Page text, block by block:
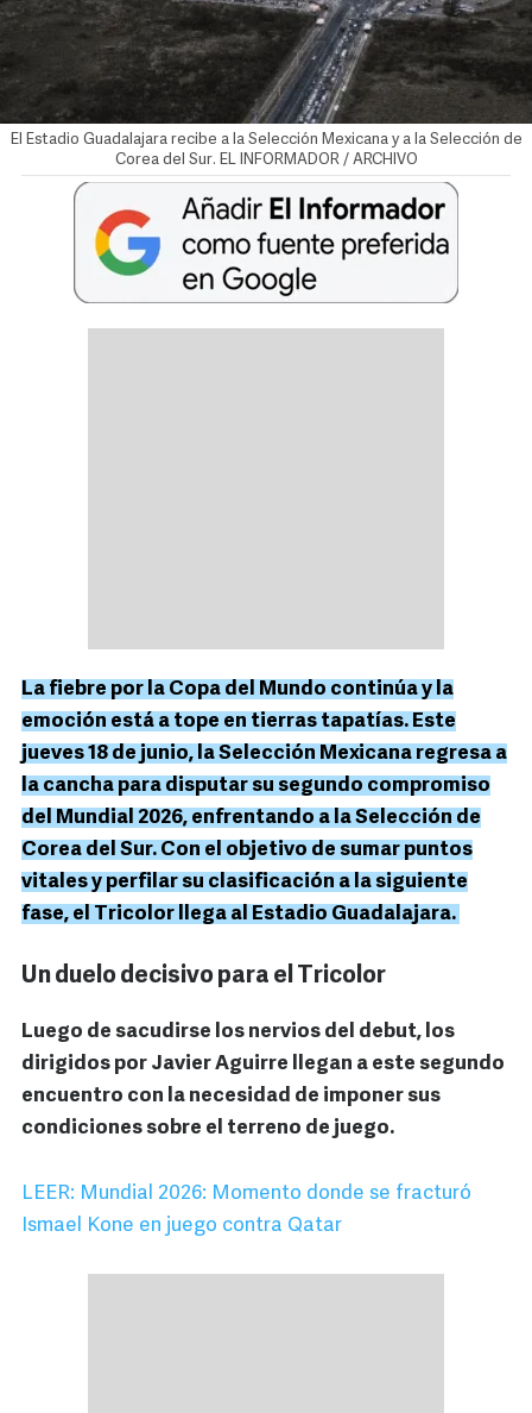
El Estadio Guadalajara recibe a la Selección Mexicana y a la Selección de
Corea del Sur. EL INFORMADOR / ARCHIVO
La fiebre por la Copa del Mundo continúa y la
emoción está a tope en tierras tapatías. Este
jueves 18 de junio, la Selección Mexicana regresa a
la cancha para disputar su segundo compromiso
del Mundial 2026, enfrentando a la Selección de
Corea del Sur. Con el objetivo de sumar puntos
vitales y perfilar su clasificación a la siguiente
fase, el Tricolor llega al Estadio Guadalajara.
Un duelo decisivo para el Tricolor
Luego de sacudirse los nervios del debut, los
dirigidos por Javier Aguirre llegan a este segundo
encuentro con la necesidad de imponer sus
condiciones sobre el terreno de juego.
LEER: Mundial 2026: Momento donde se fracturó
Ismael Kone en juego contra Qatar